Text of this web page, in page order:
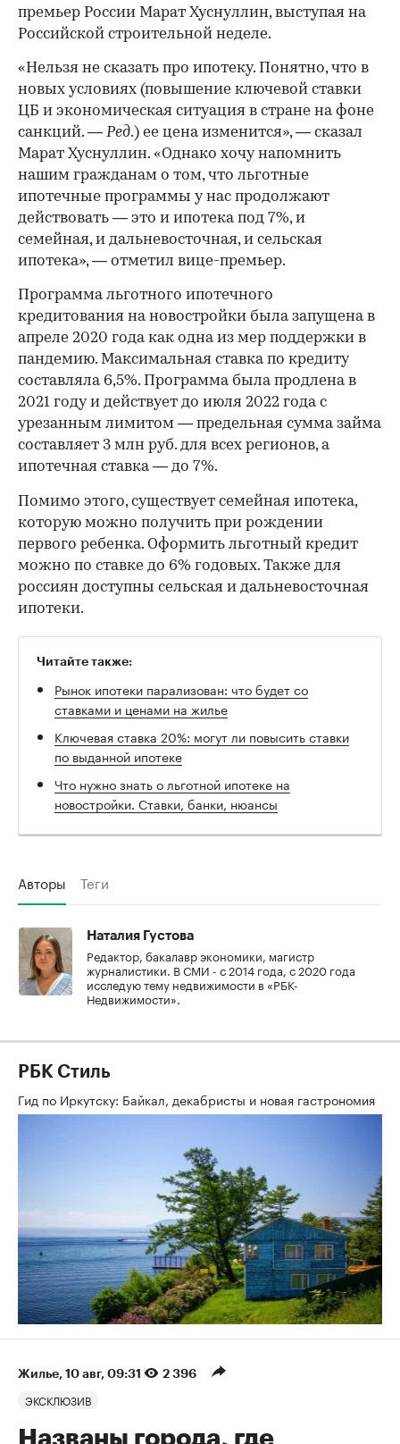
премьер России Марат Хуснуллин, выступая на
Российской строительной неделе.
«Нельзя не сказать про ипотеку. Понятно, что в
новых условиях (повышение ключевой ставки
ЦБ и экономическая ситуация в стране на фоне
санкций. — Ред.) ее цена изменится», — сказал
Марат Хуснуллин. «Однако хочу напомнить
нашим гражданам о том, что льготные
ипотечные программы у нас продолжают
действовать — это и ипотека под 7%, и
семейная, и дальневосточная, и сельская
ипотека», — отметил вице-премьер.
Программа льготного ипотечного
кредитования на новостройки была запущена в
апреле 2020 года как одна из мер поддержки в
пандемию. Максимальная ставка по кредиту
составляла 6,5%. Программа была продлена в
2021 году и действует до июля 2022 года с
урезанным лимитом — предельная сумма займа
составляет 3 млн руб. для всех регионов, а
ипотечная ставка — до 7%.
Помимо этого, существует семейная ипотека,
которую можно получить при рождении
первого ребенка. Оформить льготный кредит
можно по ставке до 6% годовых. Также для
россиян доступны сельская и дальневосточная
ипотеки.
Читайте также:
Рынок ипотеки парализован: что будет со
ставками и ценами на жилье
Ключевая ставка 20%: могут ли повысить ставки
по выданной ипотеке
Что нужно знать о льготной ипотеке на
новостройки. Ставки, банки, нюансы
Авторы Теги
Наталия Густова
Редактор, бакалавр экономики, магистр
журналистики. В СМИ - с 2014 года, с 2020 года
исследую тему недвижимости в «РБК-
Недвижимости».
РБК Стиль
Гид по Иркутску: Байкал, декабристы и новая гастрономия
Жилье 10 авг, 09:31 2 396
ЭКСКЛЮЗИВ
Названы города, где